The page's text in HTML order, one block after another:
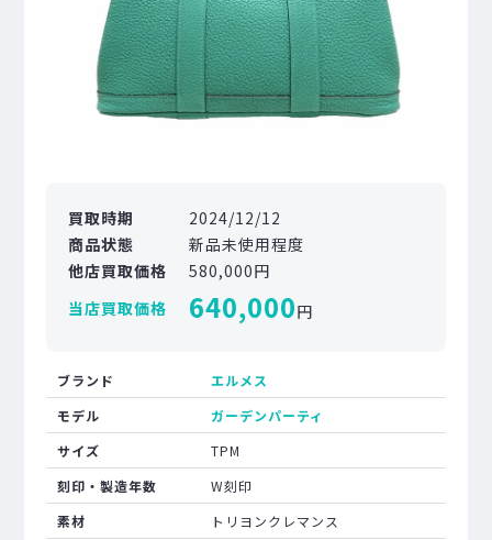
買取時期
2024/12/12
商品状態
新品未使用程度
他店買取価格
580,000円
当店買取価格
640,000円
ブランド
エルメス
モデル
ガーデンパーティ
サイズ
TPM
刻印・製造年数
W刻印
素材
トリヨンクレマンス